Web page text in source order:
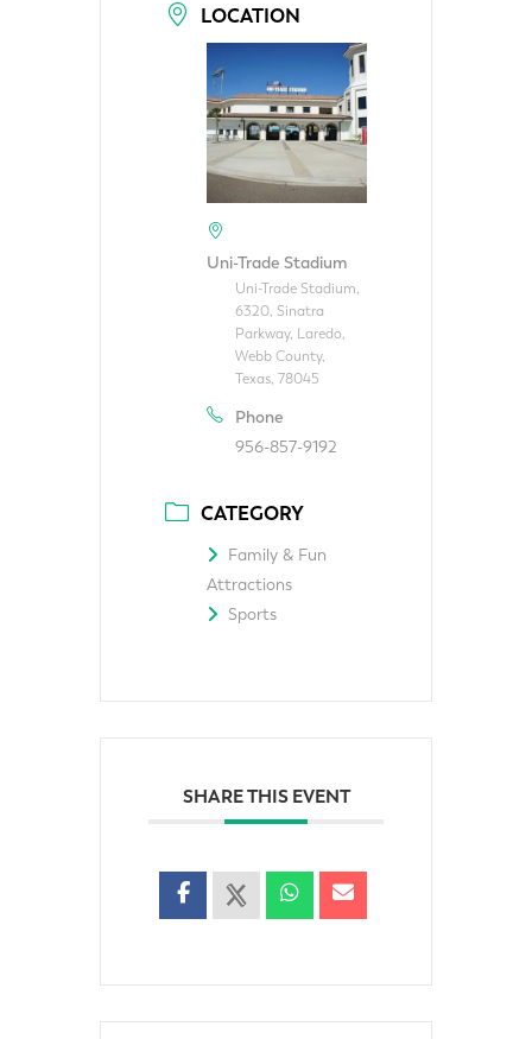
LOCATION
Uni-Trade Stadium
Uni-Trade Stadium,
6320, Sinatra
Parkway, Laredo,
Webb County,
Texas, 78045
Phone
956-857-9192
CATEGORY
Family & Fun
Attractions
Sports
SHARE THIS EVENT